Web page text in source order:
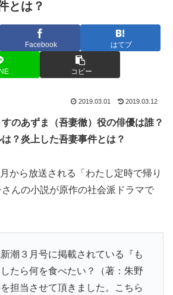
とは？
Facebook はてブ
コピー
2019.03.01 2019.03.12
のあずま（吾妻徹）役の俳優は誰？
？炎上した吾妻事件とは？
から放送される「わたし定時で帰り
んの小説が原作の社会派ドラマで
新潮３月号に掲載されている『も
たら何を食べたい？（著：朱野
担当させて頂きました。こちら